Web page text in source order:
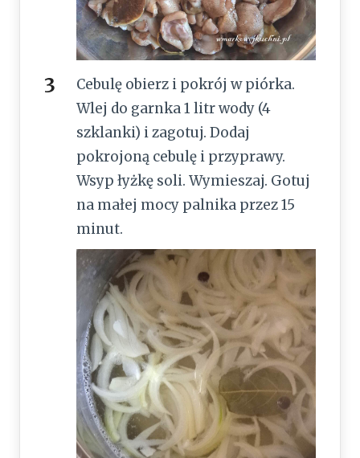
Cebulę obierz i pokrój w piórka.
Wlej do garnka 1 litr wody (4
szklanki) i zagotuj. Dodaj
pokrojoną cebulę i przyprawy.
Wsyp łyżkę soli. Wymieszaj. Gotuj
na małej mocy palnika przez 15
minut.